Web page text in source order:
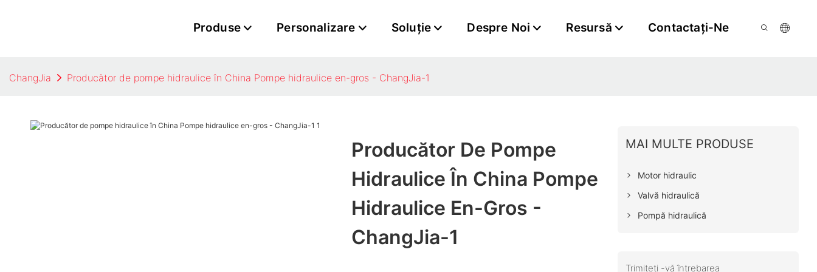
Produse Personalizare Soluţie Despre Noi Resursă Contactaţi-Ne
ChangJia Producător de pompe hidraulice în China​ Pompe hidraulice en-gros - ChangJia-1
Producător De Pompe
Hidraulice În China​ Pompe
Hidraulice En-Gros -
ChangJia-1
MAI MULTE PRODUSE
Motor hidraulic
Valvă hidraulică
Pompă hidraulică
Trimiteți -vă întrebarea